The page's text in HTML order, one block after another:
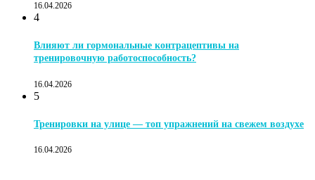
16.04.2026
4
Влияют ли гормональные контрацептивы на
тренировочную работоспособность?
16.04.2026
5
Тренировки на улице — топ упражнений на свежем воздухе
16.04.2026